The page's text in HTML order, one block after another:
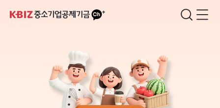
소
카
카
검
색
메
뉴